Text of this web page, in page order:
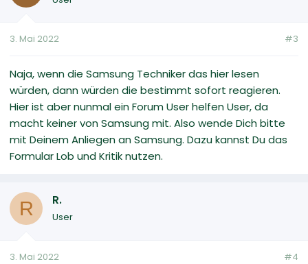
3. Mai 2022 #3
Naja, wenn die Samsung Techniker das hier lesen
würden, dann würden die bestimmt sofort reagieren.
Hier ist aber nunmal ein Forum User helfen User, da
macht keiner von Samsung mit. Also wende Dich bitte
mit Deinem Anliegen an Samsung. Dazu kannst Du das
Formular Lob und Kritik nutzen.
R R.
User
3. Mai 2022 #4